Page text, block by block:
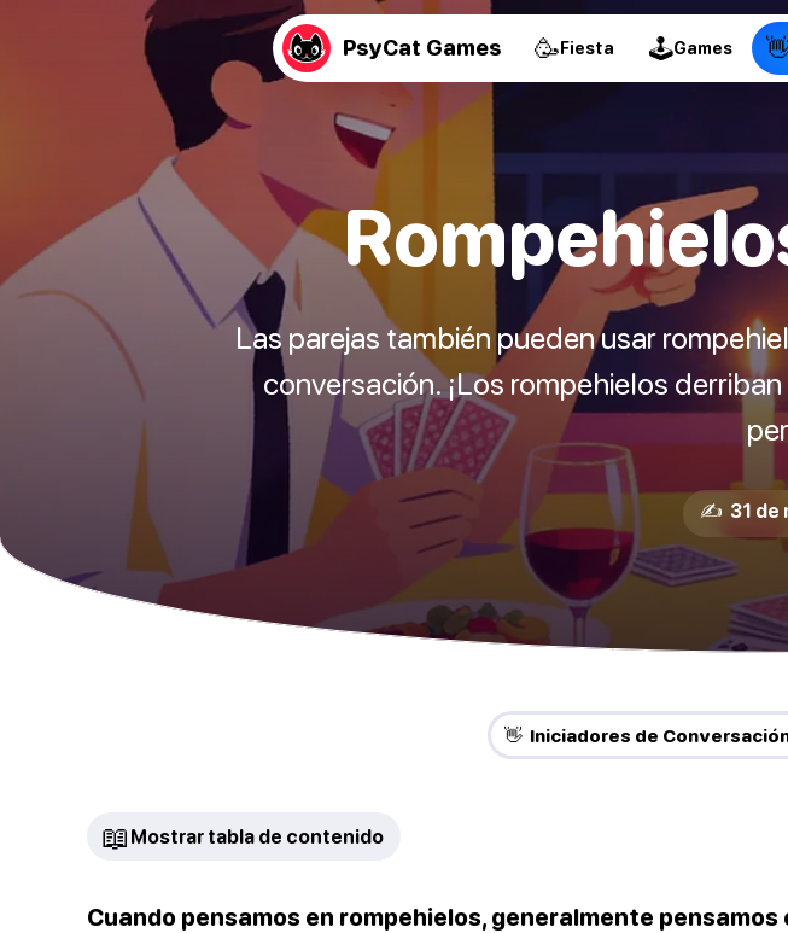
PsyCat Games 🥳Fiesta 🕹Games
Las parejas también pueden usar
conversación. ¡Los rompehielos
✍️ 31 de
👋 Iniciadores de
📖 Mostrar tabla de contenido
Cuando pensamos en rompehielos, generalmente pensamos